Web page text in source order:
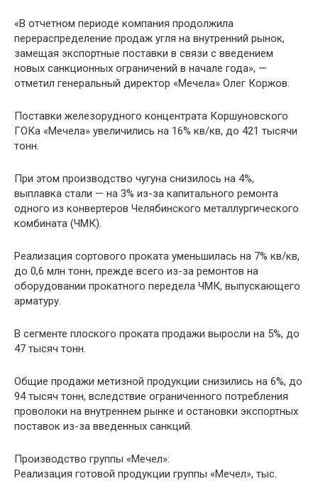
«В отчетном периоде компания продолжила
перераспределение продаж угля на внутренний рынок,
замещая экспортные поставки в связи с введением
новых санкционных ограничений в начале года», —
отметил генеральный директор «Мечела» Олег Коржов.
Поставки железорудного концентрата Коршуновского
ГОКа «Мечела» увеличились на 16% кв/кв, до 421 тысячи
тонн.
При этом производство чугуна снизилось на 4%,
выплавка стали — на 3% из-за капитального ремонта
одного из конвертеров Челябинского металлургического
комбината (ЧМК).
Реализация сортового проката уменьшилась на 7% кв/кв,
до 0,6 млн тонн, прежде всего из-за ремонтов на
оборудовании прокатного передела ЧМК, выпускающего
арматуру.
В сегменте плоского проката продажи выросли на 5%, до
47 тысяч тонн.
Общие продажи метизной продукции снизились на 6%, до
94 тысяч тонн, вследствие ограниченного потребления
проволоки на внутреннем рынке и остановки экспортных
поставок из-за введенных санкций.
Производство группы «Мечел»:
Реализация готовой продукции группы «Мечел», тыс.